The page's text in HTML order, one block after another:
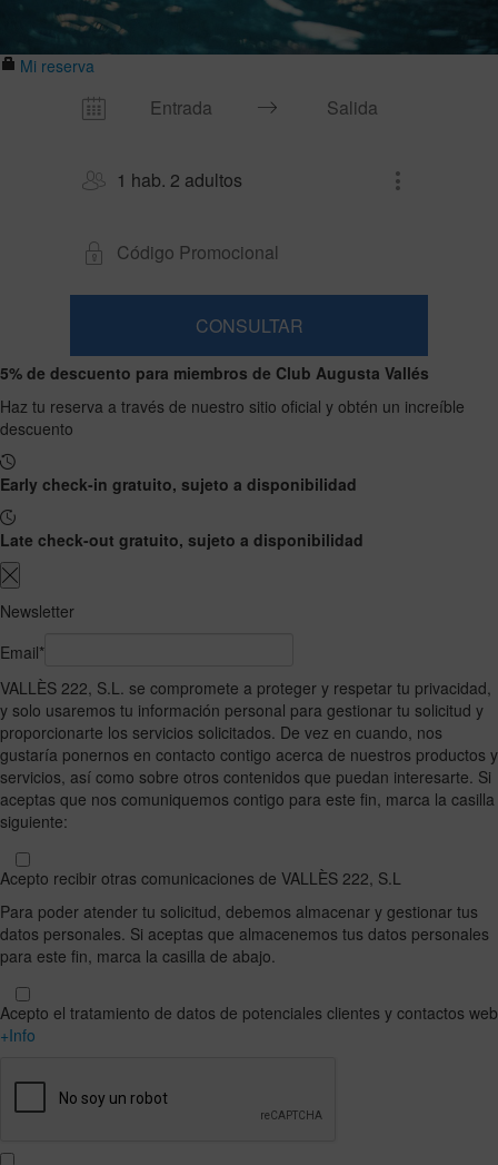
Mi reserva
1 hab. 2 adultos
CONSULTAR
Habitaciones
y
ocupaciones
1
adultos
Desde
2
Hasta
0
Añadir
habitaciónBuscar
5% de descuento para miembros de Club Augusta Vallés
Haz tu reserva a través de nuestro sitio oficial y obtén un increíble
descuento
Early check-in gratuito, sujeto a disponibilidad
Late check-out gratuito, sujeto a disponibilidad
Newsletter
Email*
VALLÈS 222, S.L. se compromete a proteger y respetar tu privacidad,
y solo usaremos tu información personal para gestionar tu solicitud y
proporcionarte los servicios solicitados. De vez en cuando, nos
gustaría ponernos en contacto contigo acerca de nuestros productos y
servicios, así como sobre otros contenidos que puedan interesarte. Si
aceptas que nos comuniquemos contigo para este fin, marca la casilla
siguiente:
Acepto recibir otras comunicaciones de VALLÈS 222, S.L
Para poder atender tu solicitud, debemos almacenar y gestionar tus
datos personales. Si aceptas que almacenemos tus datos personales
para este fin, marca la casilla de abajo.
Acepto el tratamiento de datos de potenciales clientes y contactos web
+Info